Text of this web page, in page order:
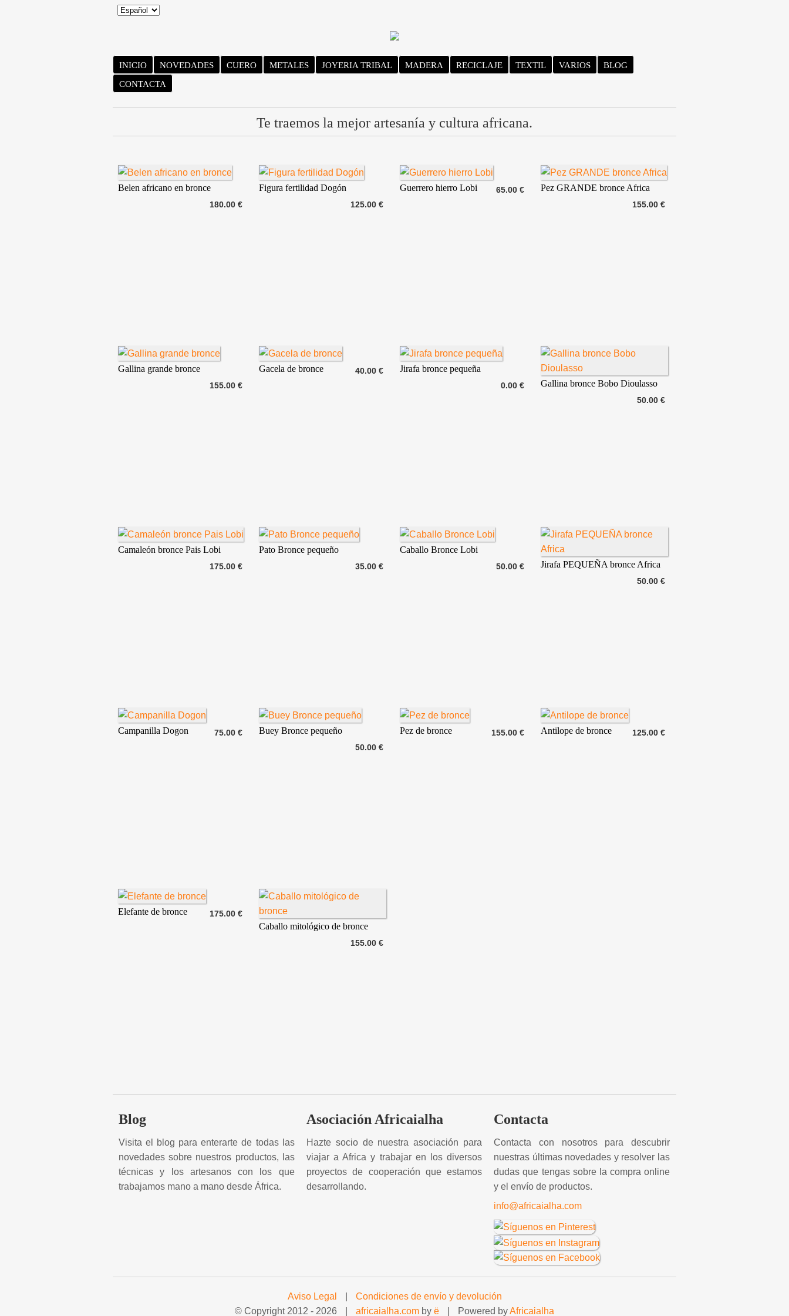
INICIO NOVEDADES CUERO METALES JOYERIA TRIBAL MADERA RECICLAJE TEXTIL VARIOS
BLOG
CONTACTA
Te traemos la mejor artesanía y cultura africana.
180.00 €
Belen africano en bronce
125.00 €
Figura fertilidad Dogón 65.00 €
Guerrero hierro Lobi
155.00 €
Pez GRANDE bronce Africa
155.00 €
Gallina grande bronce 40.00 €
Gacela de bronce
0.00 €
Jirafa bronce pequeña
50.00 €
Gallina bronce Bobo Dioulasso
175.00 €
Camaleón bronce Pais Lobi
35.00 €
Pato Bronce pequeño
50.00 €
Caballo Bronce Lobi
50.00 €
Jirafa PEQUEÑA bronce Africa
75.00 €
Campanilla Dogon
50.00 €
Buey Bronce pequeño 155.00 €
Pez de bronce 125.00 €
Antilope de bronce
175.00 €
Elefante de bronce
155.00 €
Caballo mitológico de bronce
Blog
Visita el blog para enterarte de todas las
novedades sobre nuestros productos, las
técnicas y los artesanos con los que
trabajamos mano a mano desde África.
Asociación Africaialha
Hazte socio de nuestra asociación para
viajar a Africa y trabajar en los diversos
proyectos de cooperación que estamos
desarrollando.
Contacta
Contacta con nosotros para descubrir
nuestras últimas novedades y resolver las
dudas que tengas sobre la compra online
y el envío de productos.
info@africaialha.com
Aviso Legal
Condiciones de envío y devolución
© Copyright 2012 - 2026 africaialha.com by ë Powered byAfricaialha